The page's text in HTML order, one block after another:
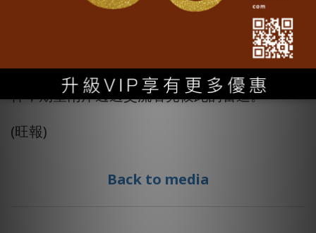
新媒體、自媒體時代，透過創造酷炫新體驗，
為消費者創造有趣有用的內容等創意手法，確
實能使低成本高獲得成為可能。「W」創始人
李三水則分享「創造命運共同體的野狗」精
神，期望兩岸透過交流看見彼此的奮進。
(旺報)
Back to media